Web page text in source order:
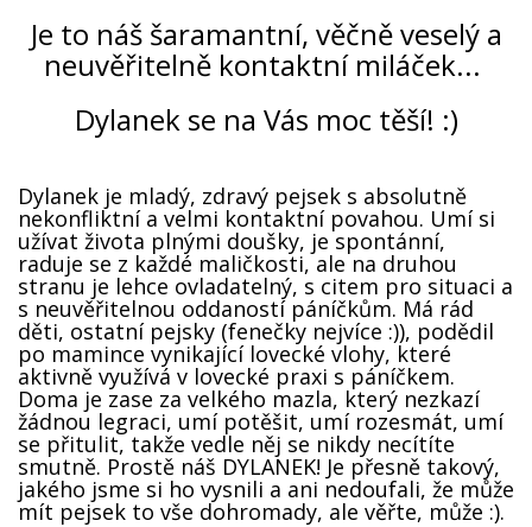
Je to náš šaramantní, věčně veselý a
neuvěřitelně kontaktní miláček...
Dylanek se na Vás moc těší! :)
Dylanek je mladý, zdravý pejsek s absolutně
nekonfliktní a velmi kontaktní povahou. Umí si
užívat života plnými doušky, je spontánní,
raduje se z každé maličkosti, ale na druhou
stranu je lehce ovladatelný, s citem pro situaci a
s neuvěřitelnou oddaností páníčkům. Má rád
děti, ostatní pejsky (fenečky nejvíce :)), podědil
po mamince vynikající lovecké vlohy, které
aktivně využívá v lovecké praxi s páníčkem.
Doma je zase za velkého mazla, který nezkazí
žádnou legraci, umí potěšit, umí rozesmát, umí
se přitulit, takže vedle něj se nikdy necítíte
smutně. Prostě náš DYLANEK! Je přesně takový,
jakého jsme si ho vysnili a ani nedoufali, že může
mít pejsek to vše dohromady, ale věřte, může :).